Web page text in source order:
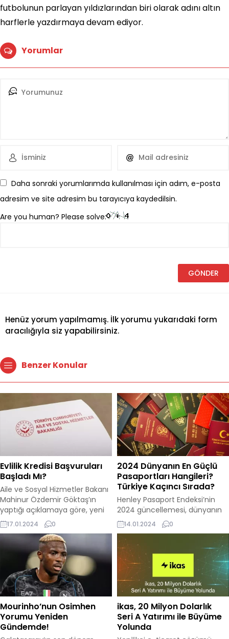
futbolunun parlayan yıldızlarından biri olarak adını altın
harflerle yazdırmaya devam ediyor.
Yorumlar
Daha sonraki yorumlarımda kullanılması için adım, e-posta
adresim ve site adresim bu tarayıcıya kaydedilsin.
Are you human? Please solve:
Henüz yorum yapılmamış. İlk yorumu yukarıdaki form
aracılığıyla siz yapabilirsiniz.
Benzer Konular
Evlilik Kredisi Başvuruları
Başladı Mı?
Aile ve Sosyal Hizmetler Bakanı
Mahinur Özdemir Göktaş’ın
yaptığı açıklamaya göre, yeni
evlenecek çiftler için faizsiz bir
kredi programı geliştirildi. Aile
ve Gençlik Bankası aracılığıyla
sunulan bu kredi, 150 bin TL
tutarında ve 48 aylık bir
vadeye sahip. İlginç bir şekilde,
bu kredinin ilk iki yılında geri
ödeme yapılmayacak. Bu...
17.01.2024 0
2024 Dünyanın En Güçlü
Pasaportları Hangileri?
Türkiye Kaçıncı Sırada?
Henley Pasaport Endeksi’nin
2024 güncellemesi, dünyanın
en güçlü pasaportları sıraladı.
Bu yılın endeksi, Japonya ve
Singapur’un yanı sıra dört
Avrupa ülkesinin – Fransa,
Almanya, İtalya ve İspanya’nın
– en üst sıralarda yer aldığını
gösteriyor. Bu ülkelerin
vatandaşları, dünya genelinde
194 farklı ülkeye vizesiz seyahat
edebiliyorlar. Geçmiş yıllarda
lider konumda olan...
14.01.2024 0
Mourinho’nun Osimhen
Yorumu Yeniden
Gündemde!
ikas, 20 Milyon Dolarlık
Seri A Yatırımı ile Büyüme
Yolunda